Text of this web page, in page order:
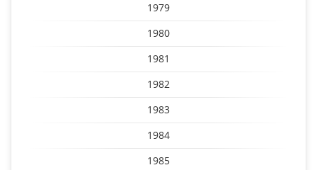
1979
1980
1981
1982
1983
1984
1985